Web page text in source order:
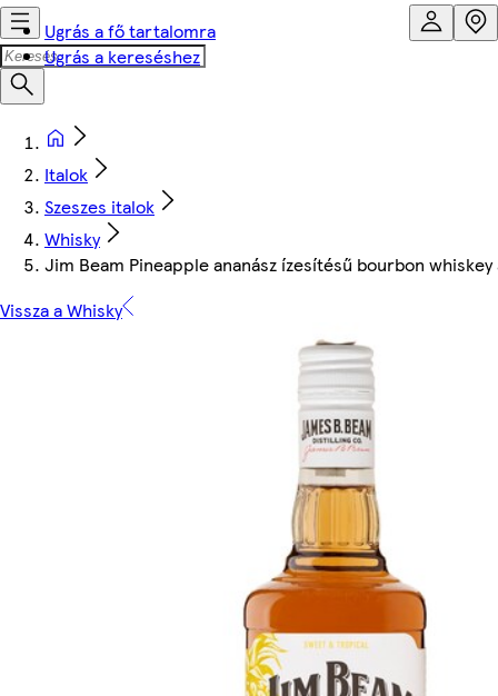
Ugrás a fő tartalomra
Ugrás a kereséshez
Italok
Szeszes italok
Whisky
Jim Beam Pineapple ananász ízesítésű bourbon
Vissza a Whisky